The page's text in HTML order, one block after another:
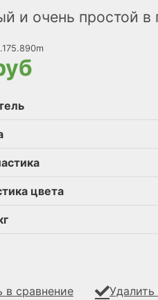
и очень простой в
цвета
в сравнение Удалить